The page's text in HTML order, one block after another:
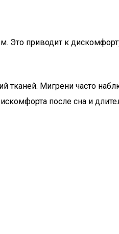
Это приводит к
тканей. Мигрени часто
после сна и